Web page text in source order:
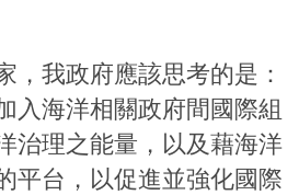
，我政府應該思考的是：
入海洋相關政府間國際組
治理之能量，以及藉海洋
平台，以促進並強化國際